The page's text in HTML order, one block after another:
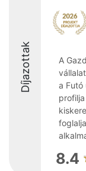
Díjazottak
A
a Futó
8.4